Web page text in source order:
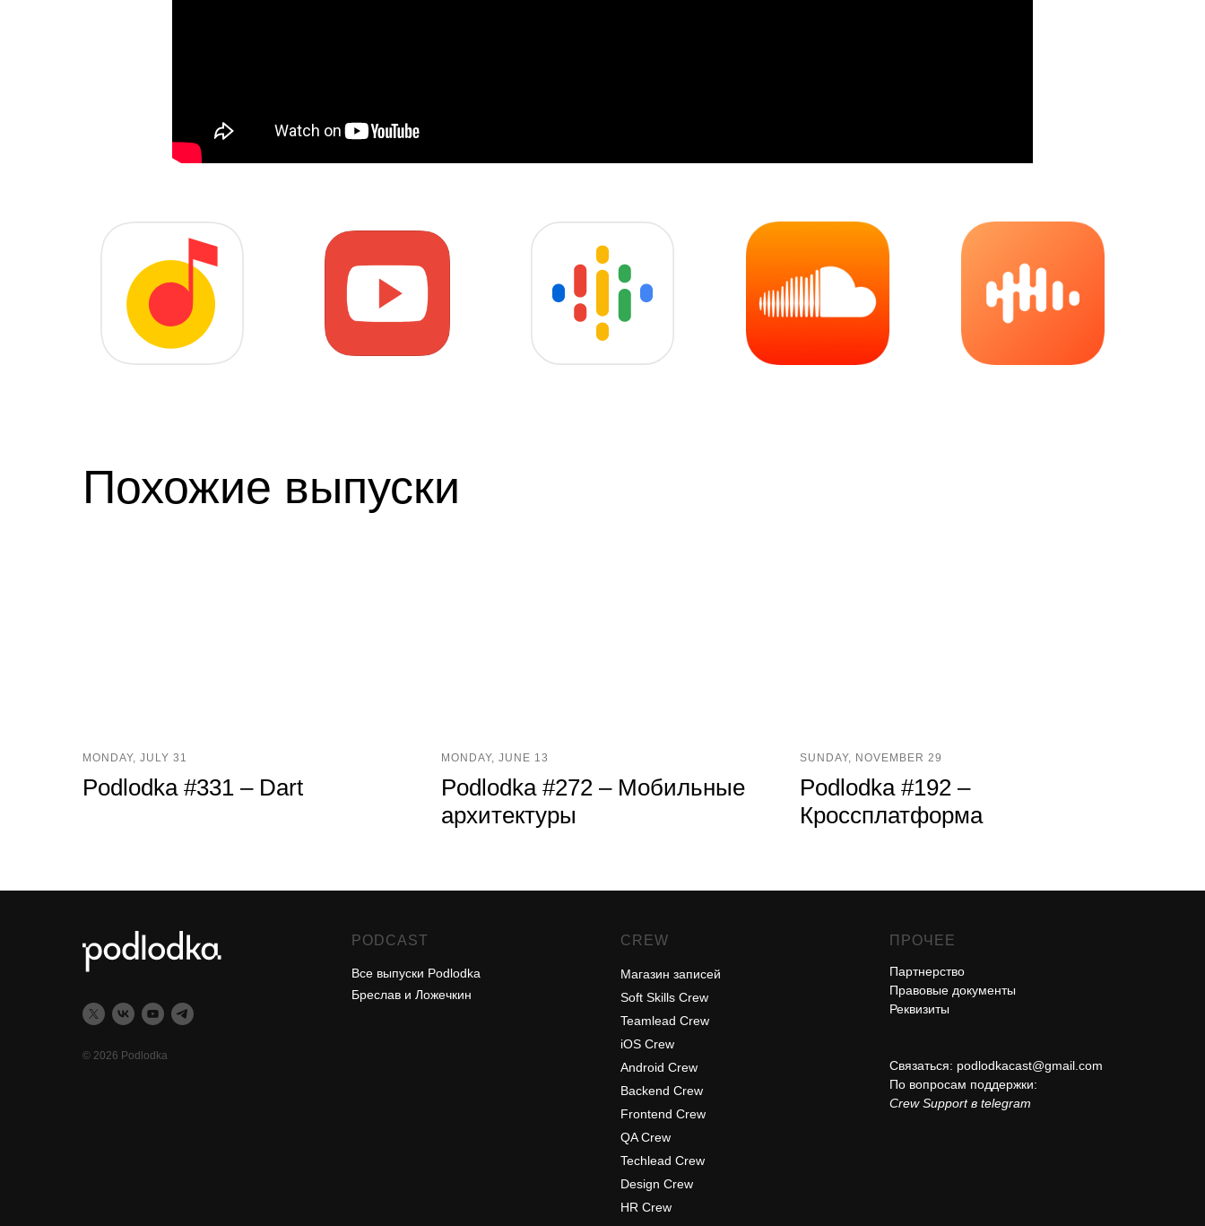
Похожие выпуски
MONDAY, JULY 31
Podlodka #331 – Dart
MONDAY, JUNE 13
Podlodka #272 – Мобильные
архитектуры
SUNDAY, NOVEMBER 29
Podlodka #192 –
Кроссплатформа
© 2026 Podlodka
PODCAST
Все выпуски Podlodka
Бреслав и Ложечкин
CREW
Магазин записей
Soft Skills Crew
Teamlead Crew
iOS Crew
Android Crew
Backend Crew
Frontend Crew
QA Crew
Techlead Crew
Design Crew
HR Crew
ПРОЧЕЕ
Партнерство
Правовые документы
Реквизиты
Связаться: podlodkacast@gmail.com
По вопросам поддержки:
Crew Support в telegram